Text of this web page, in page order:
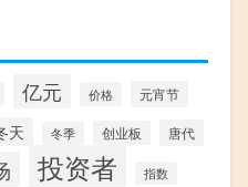
亿元 价格 元宵节
天 冬季 创业板 唐代
投资者 指数